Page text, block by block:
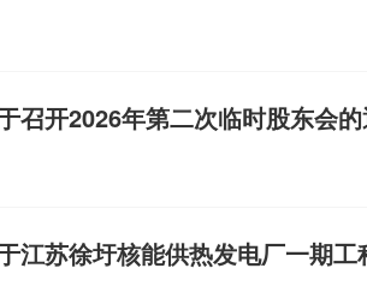
召开2026年第二次临时股东会
江苏徐圩核能供热发电厂一期